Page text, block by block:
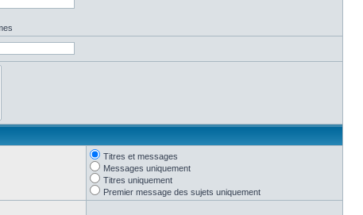
Titres et messages
Messages uniquement
Titres uniquement
Premier message des sujets uniquement